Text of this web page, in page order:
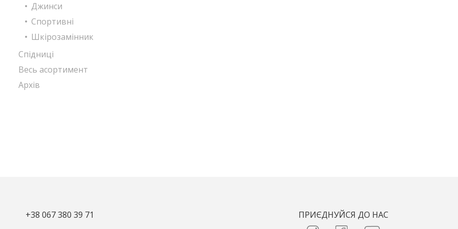
Джинси
Спортивні
Шкірозамінник
Спідниці
Весь асортимент
Архів
+38 067 380 39 71 ПРИЄДНУЙСЯ ДО НАС